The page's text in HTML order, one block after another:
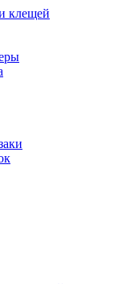
клещей